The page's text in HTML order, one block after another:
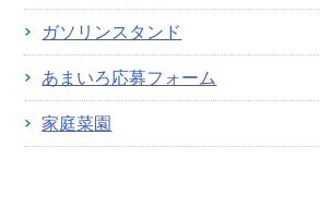
ガソリンスタンド
あまいろ応募フォーム
家庭菜園